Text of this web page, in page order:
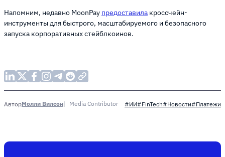
Напомним, недавно MoonPay предоставила кроссчейн-
инструменты для быстрого, масштабируемого и безопасного
запуска корпоративных стейблкоинов.
АвторМолли Вилсон Media Contributor #ИИ#FinTech#Новости#Платежи